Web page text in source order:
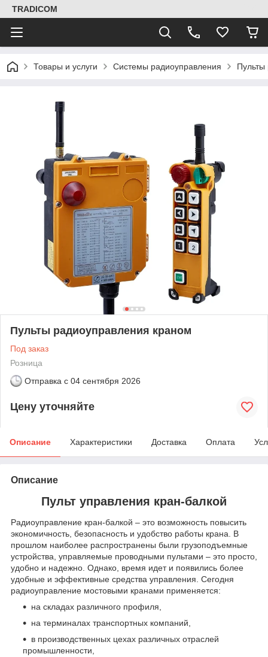
TRADICOM
Товары и услуги Системы радиоуправления Пульты
Пульты радиоуправления краном
Под заказ
Розница
Отправка с 04 сентября 2026
Цену уточняйте
Описание Характеристики Доставка Оплата
Описание
Пульт управления кран-балкой
Радиоуправление кран-балкой – это возможность повысить
экономичность, безопасность и удобство работы крана. В
прошлом наиболее распространены были грузоподъемные
устройства, управляемые проводными пультами – это просто,
удобно и надежно. Однако, время идет и появились более
удобные и эффективные средства управления. Сегодня
радиоуправление мостовыми кранами применяется:
на складах различного профиля,
на терминалах транспортных компаний,
в производственных цехах различных отраслей
промышленности,